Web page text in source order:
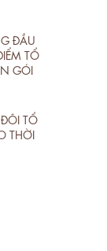
ĐẦU
TỔ
GÓI
TỔ
THỜI